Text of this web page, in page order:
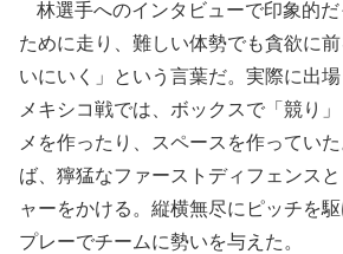
林選手へのインタビューで印象的
ために走り、難しい体勢でも貪欲に
いにいく」という言葉だ。実際に出場
メキシコ戦では、ボックスで「競り
メを作ったり、スペースを作ってい
ば、獰猛なファーストディフェンス
ャーをかける。縦横無尽にピッチを
プレーでチームに勢いを与えた。